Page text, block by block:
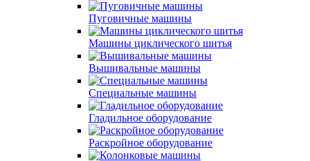
Пуговичные машины
Машины циклического шитья
Вышивальные машины
Специальные машины
Гладильное оборудование
Раскройное оборудование